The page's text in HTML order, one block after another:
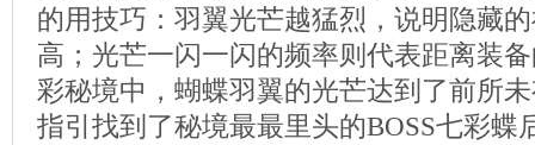
的用技巧：羽翼光芒越猛烈，说明隐藏
高；光芒一闪一闪的频率则代表距离装
彩秘境中，蝴蝶羽翼的光芒达到了前所
指引找到了秘境最最里头的BOSS七彩蝶